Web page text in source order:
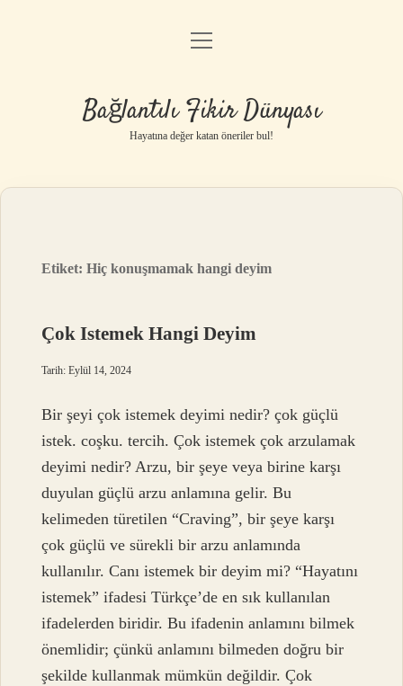
Anasayfa
Yasal Uyarı
menüyü
Bağlantılı Fikir Dünyası
Hayatına değer katan öneriler bul!
Etiket:Hiç konuşmamak hangi deyim
Çok Istemek Hangi Deyim
Tarih: Eylül 14, 2024
Bir şeyi çok istemek deyimi nedir? çok güçlü
istek. coşku. tercih. Çok istemek çok arzulamak
deyimi nedir? Arzu, bir şeye veya birine karşı
duyulan güçlü arzu anlamına gelir. Bu
kelimeden türetilen “Craving”, bir şeye karşı
çok güçlü ve sürekli bir arzu anlamında
kullanılır. Canı istemek bir deyim mi? “Hayatını
istemek” ifadesi Türkçe’de en sık kullanılan
ifadelerden biridir. Bu ifadenin anlamını bilmek
önemlidir; çünkü anlamını bilmeden doğru bir
şekilde kullanmak mümkün değildir. Çok